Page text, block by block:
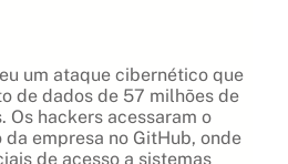
um ataque cibernético que
de dados de 57 milhões de
Os hackers acessaram o
empresa no GitHub, onde
de acesso a sistemas